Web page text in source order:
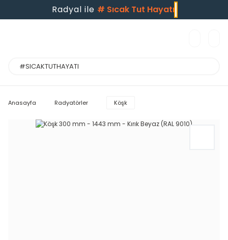
Radyal ile # Sıcak Tut Hayatı
Anasayfa Radyatörler Köşk